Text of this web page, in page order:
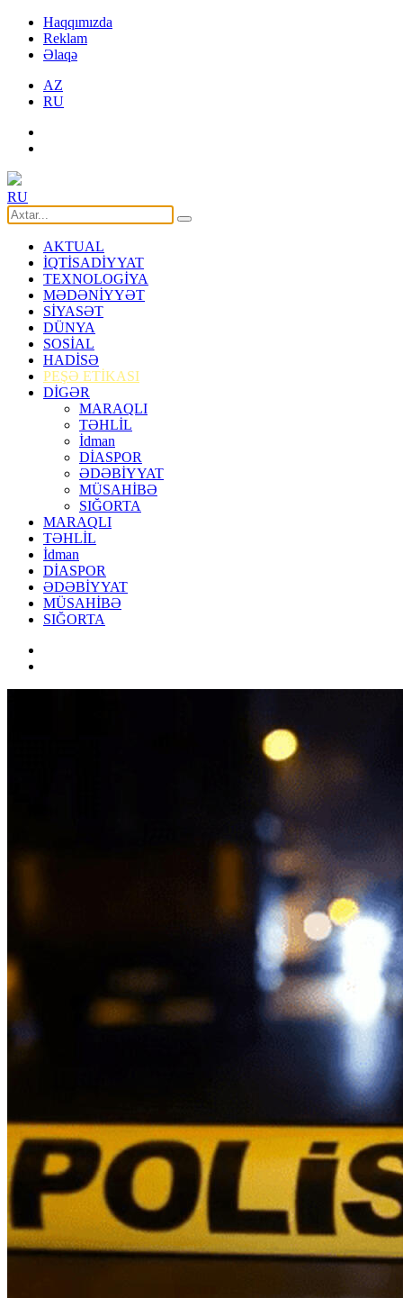
Haqqımızda
Reklam
Əlaqə
AZ
RU
RU
AKTUAL
İQTİSADİYYAT
TEXNOLOGİYA
MƏDƏNİYYƏT
SİYASƏT
DÜNYA
SOSİAL
HADİSƏ
PEŞƏ ETİKASI
DİGƏR
MARAQLI
TƏHLİL
İdman
DİASPOR
ƏDƏBİYYAT
MÜSAHİBƏ
SIĞORTA
MARAQLI
TƏHLİL
İdman
DİASPOR
ƏDƏBİYYAT
MÜSAHİBƏ
SIĞORTA